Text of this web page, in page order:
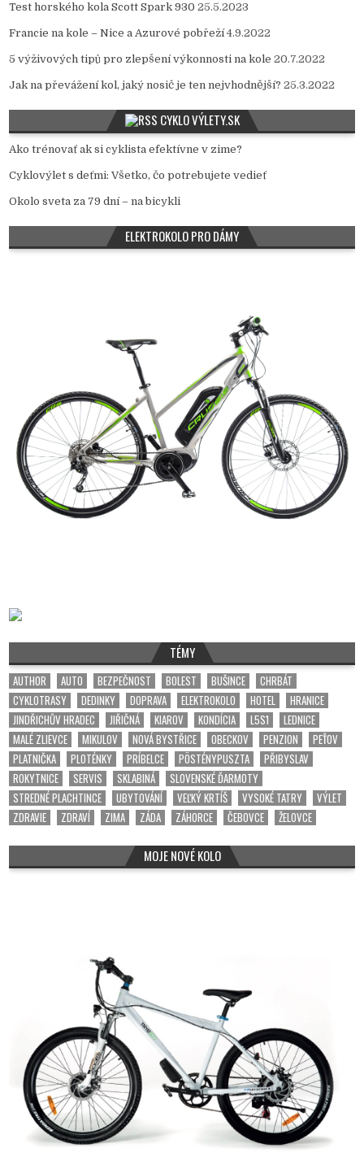
Test horského kola Scott Spark 930 25.5.2023
Francie na kole – Nice a Azurové pobřeží 4.9.2022
5 výživových tipů pro zlepšení výkonnosti na kole 20.7.2022
Jak na převážení kol, jaký nosič je ten nejvhodnější? 25.3.2022
CYKLO VÝLETY.SK
Ako trénovať ak si cyklista efektívne v zime?
Cyklovýlet s deťmi: Všetko, čo potrebujete vedieť
Okolo sveta za 79 dní – na bicykli
ELEKTROKOLO PRO DÁMY
TÉMY
AUTHOR AUTO BEZPEČNOST BOLEST BUŠINCE
CHRBÁT
CYKLOTRASY
DEDINKY DOPRAVA ELEKTROKOLO HOTEL
HRANICE
JINDŘICHŮV HRADEC
JIŘIČNÁ KIAROV KONDÍCIA L5S1
LEDNICE
MALÉ ZLIEVCE
MIKULOV NOVÁ BYSTŘICE OBECKOV PENZION
PEŤOV
PLATNIČKA
PLOTÉNKY PRÍBELCE PÖSTÉNYPUSZTA
PŘIBYSLAV
ROKYTNICE
SERVIS SKLABINÁ
SLOVENSKÉ ĎARMOTY
STREDNÉ PLACHTINCE
UBYTOVÁNÍ VEĽKÝ KRTÍŠ VYSOKÉ TATRY
VÝLET
ZDRAVIE
ZDRAVÍ ZIMA ZÁDA ZÁHORCE ČEBOVCE ŽELOVCE
MOJE NOVÉ KOLO